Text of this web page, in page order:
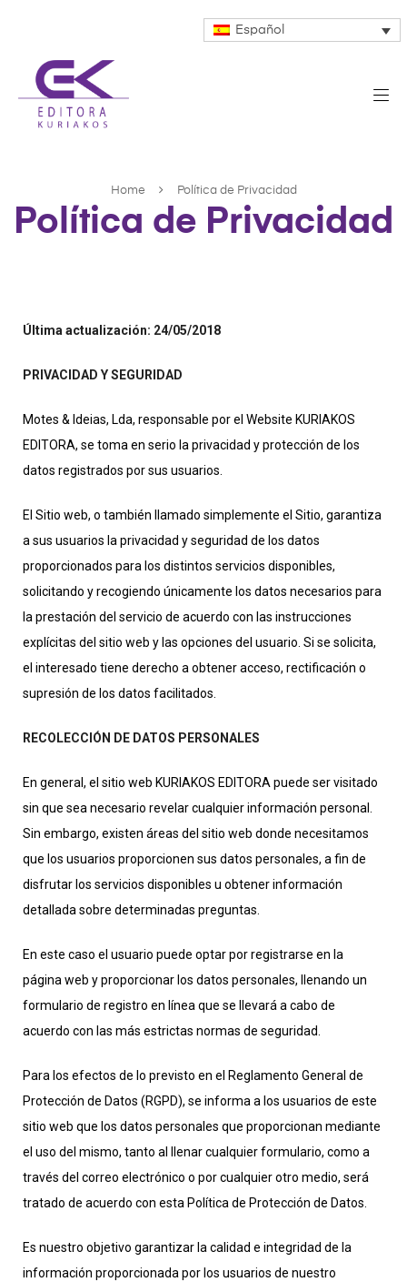
Español
Home Política de Privacidad
Política de Privacidad
Última actualización: 24/05/2018
PRIVACIDAD Y SEGURIDAD
Motes & Ideias, Lda, responsable por el Website KURIAKOS
EDITORA, se toma en serio la privacidad y protección de los
datos registrados por sus usuarios.
El Sitio web, o también llamado simplemente el Sitio, garantiza
a sus usuarios la privacidad y seguridad de los datos
proporcionados para los distintos servicios disponibles,
solicitando y recogiendo únicamente los datos necesarios para
la prestación del servicio de acuerdo con las instrucciones
explícitas del sitio web y las opciones del usuario. Si se solicita,
el interesado tiene derecho a obtener acceso, rectificación o
supresión de los datos facilitados.
RECOLECCIÓN DE DATOS PERSONALES
En general, el sitio web KURIAKOS EDITORA puede ser visitado
sin que sea necesario revelar cualquier información personal.
Sin embargo, existen áreas del sitio web donde necesitamos
que los usuarios proporcionen sus datos personales, a fin de
disfrutar los servicios disponibles u obtener información
detallada sobre determinadas preguntas.
En este caso el usuario puede optar por registrarse en la
página web y proporcionar los datos personales, llenando un
formulario de registro en línea que se llevará a cabo de
acuerdo con las más estrictas normas de seguridad.
Para los efectos de lo previsto en el Reglamento General de
Protección de Datos (RGPD), se informa a los usuarios de este
sitio web que los datos personales que proporcionan mediante
el uso del mismo, tanto al llenar cualquier formulario, como a
través del correo electrónico o por cualquier otro medio, será
tratado de acuerdo con esta Política de Protección de Datos.
Es nuestro objetivo garantizar la calidad e integridad de la
información proporcionada por los usuarios de nuestro